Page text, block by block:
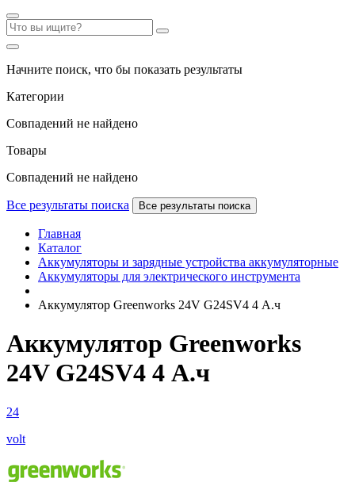
Начните поиск, что бы показать результаты
Категории
Совпадений не найдено
Товары
Совпадений не найдено
Все результаты поиска Все результаты поиска
Главная
Каталог
Аккумуляторы и зарядные устройства аккумуляторные
Аккумуляторы для электрического инструмента
Аккумулятор Greenworks 24V G24SV4 4 А.ч
Аккумулятор Greenworks
24V G24SV4 4 А.ч
24
volt